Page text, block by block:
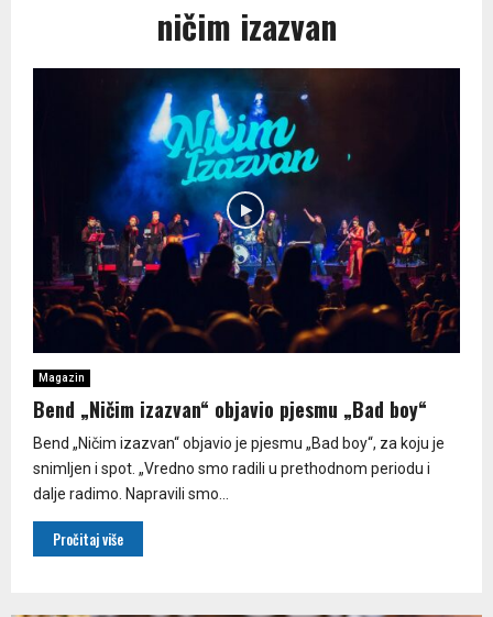
ničim izazvan
Magazin
Bend „Ničim izazvan“ objavio pjesmu „Bad boy“
Bend „Ničim izazvan“ objavio je pjesmu „Bad boy“, za koju je
snimljen i spot. „Vredno smo radili u prethodnom periodu i
dalje radimo. Napravili smo...
Pročitaj više